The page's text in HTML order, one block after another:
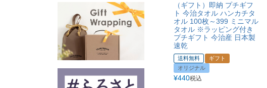
（ギフト）即納 プチギフ
ト 今治タオル ハンカチタ
オル 100枚～399 ミニマル
タオル ※ラッピング付き
プチギフト 今治産 日本製
速乾
送料無料
ギフト
オリジナル
¥440税込